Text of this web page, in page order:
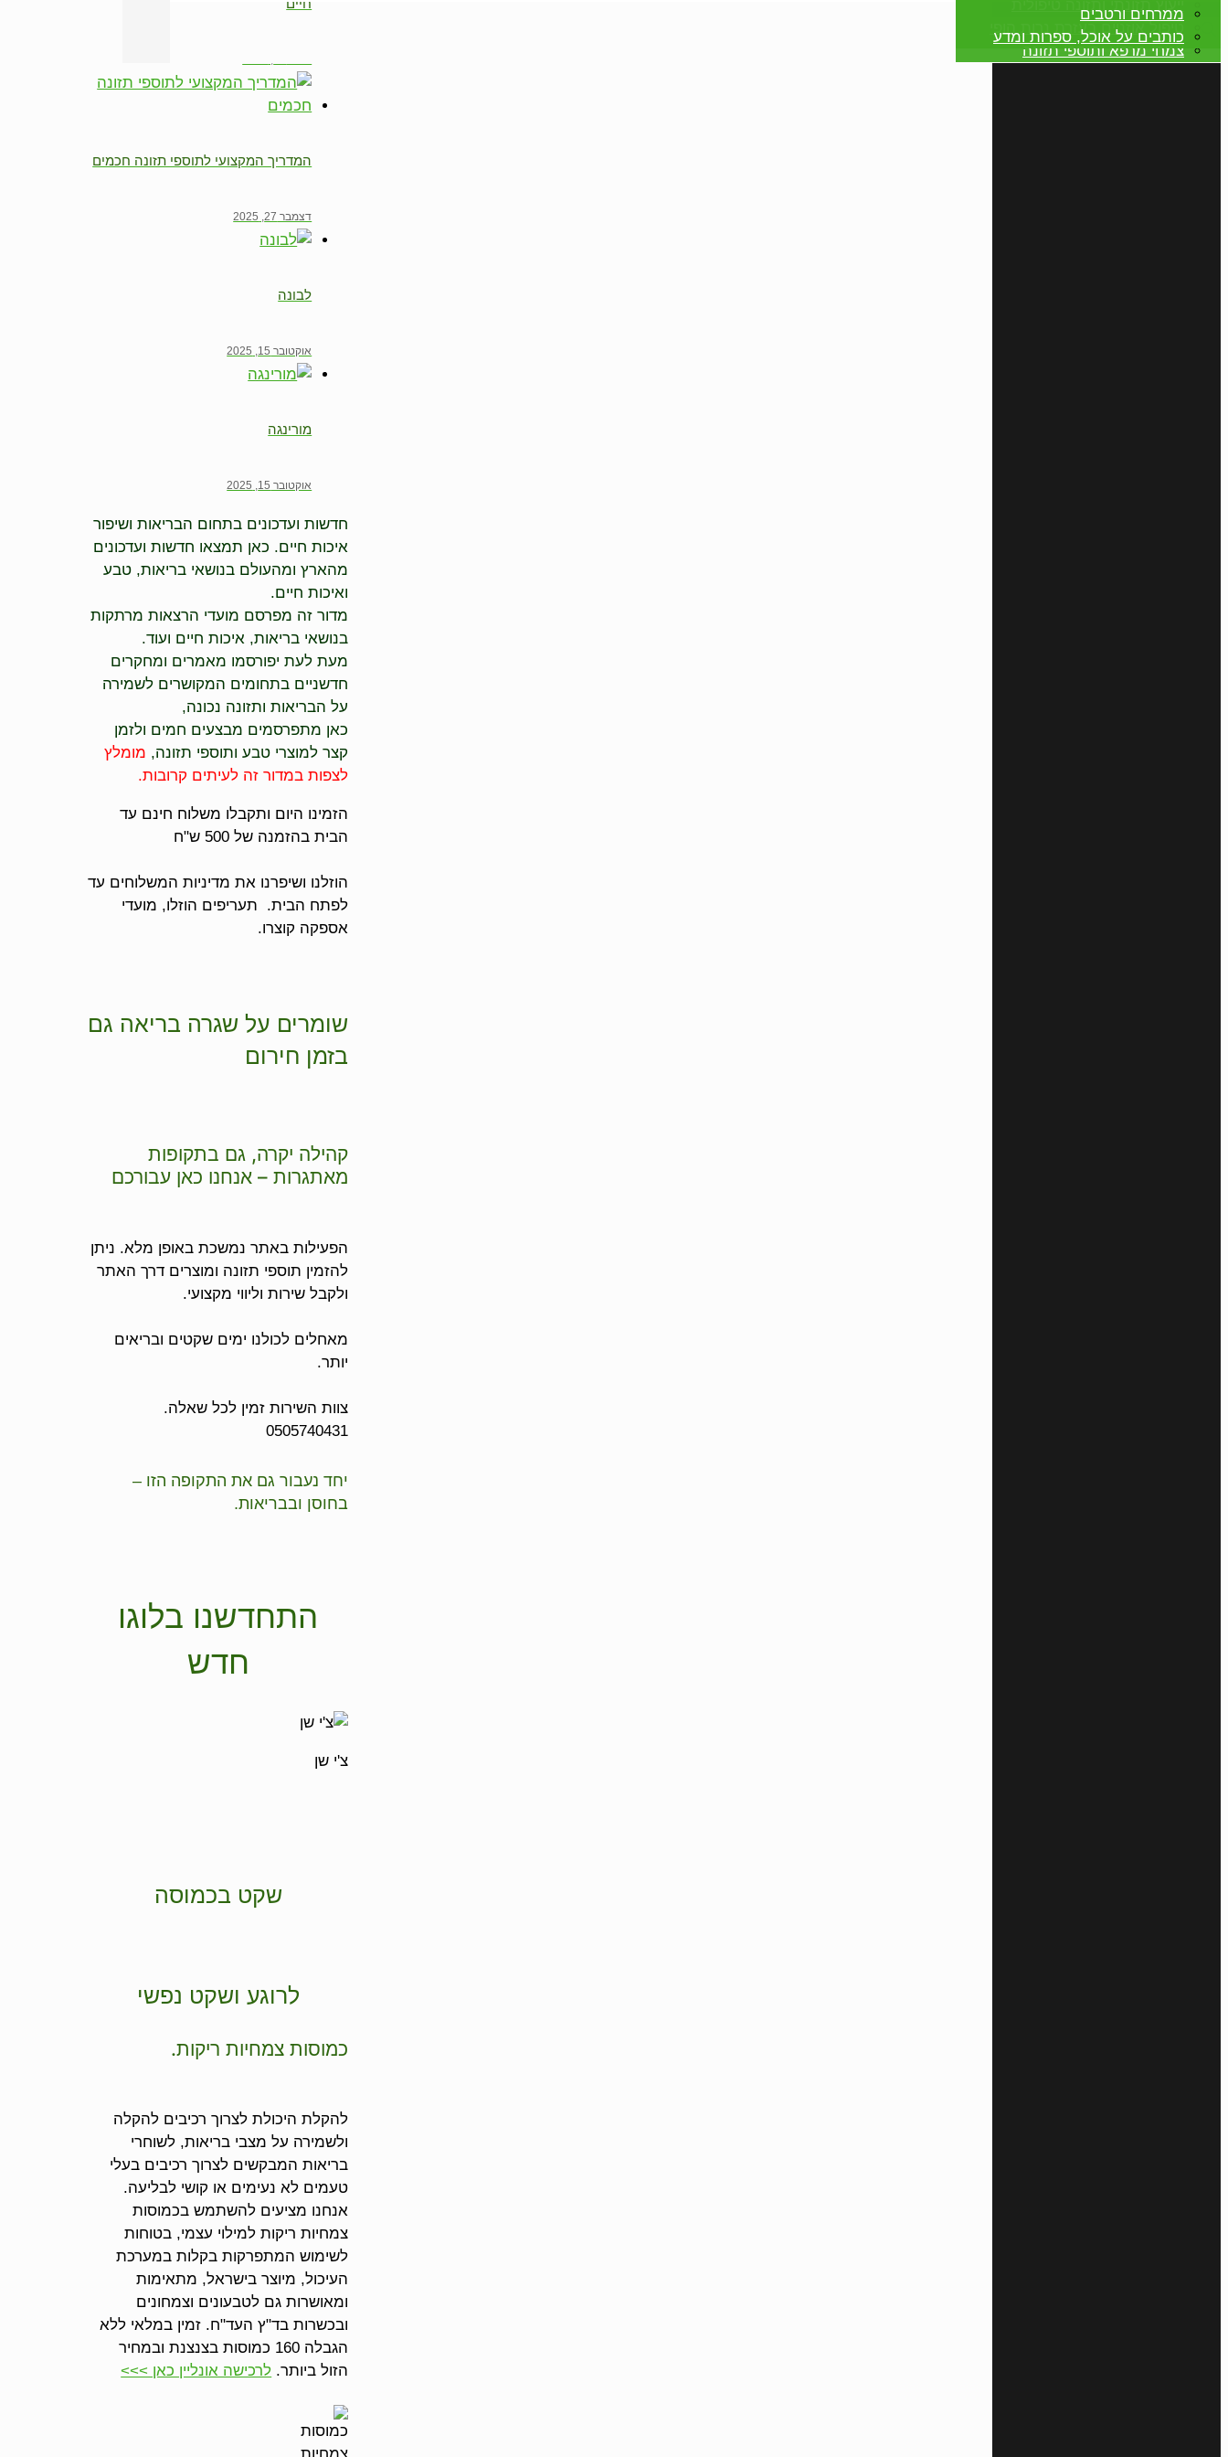
ייעוץ תזונתי ותזונה טיפולית
טיפול אוזניים בעזרת נרות הופי
צמחי מרפא ותוספי תזונה
ממרחים ורטבים
כותבים על אוכל, ספרות ומדע
✕
חיים
המדריך המקצועי לתוספי תזונה חכמים
דצמבר 27, 2025
לבונה
אוקטובר 15, 2025
מורינגה
אוקטובר 15, 2025
חדשות ועדכונים בתחום הבריאות ושיפור
איכות חיים. כאן תמצאו חדשות ועדכונים
מהארץ ומהעולם בנושאי בריאות, טבע
ואיכות חיים.
מדור זה מפרסם מועדי הרצאות מרתקות
בנושאי בריאות, איכות חיים ועוד.
מעת לעת יפורסמו מאמרים ומחקרים
חדשניים בתחומים המקושרים לשמירה
על הבריאות ותזונה נכונה,
כאן מתפרסמים מבצעים חמים ולזמן
קצר למוצרי טבע ותוספי תזונה, מומלץ
לצפות במדור זה לעיתים קרובות.
הזמינו היום ותקבלו משלוח חינם עד
הבית בהזמנה של 500 ש"ח
הוזלנו ושיפרנו את מדיניות המשלוחים עד
לפתח הבית. תעריפים הוזלו, מועדי
אספקה קוצרו.
שומרים על שגרה בריאה גם
בזמן חירום
קהילה יקרה, גם בתקופות
מאתגרות – אנחנו כאן עבורכם
הפעילות באתר נמשכת באופן מלא. ניתן
להזמין תוספי תזונה ומוצרים דרך האתר
ולקבל שירות וליווי מקצועי.
מאחלים לכולנו ימים שקטים ובריאים
יותר.
צוות השירות זמין לכל שאלה.
0505740431
יחד נעבור גם את התקופה הזו –
בחוסן ובבריאות.
התחדשנו בלוגו
חדש
צ'י שן
שקט בכמוסה
לרוגע ושקט נפשי
כמוסות צמחיות ריקות.
להקלת היכולת לצרוך רכיבים להקלה
ולשמירה על מצבי בריאות, לשוחרי
בריאות המבקשים לצרוך רכיבים בעלי
טעמים לא נעימים או קושי לבליעה.
אנחנו מציעים להשתמש בכמוסות
צמחיות ריקות למילוי עצמי, בטוחות
לשימוש המתפרקות בקלות במערכת
העיכול, מיוצר בישראל, מתאימות
ומאושרות גם לטבעונים וצמחונים
ובכשרות בד"ץ העד"ח. זמין במלאי ללא
הגבלה 160 כמוסות בצנצנת ובמחיר
הזול ביותר. לרכישה אונליין כאן >>>